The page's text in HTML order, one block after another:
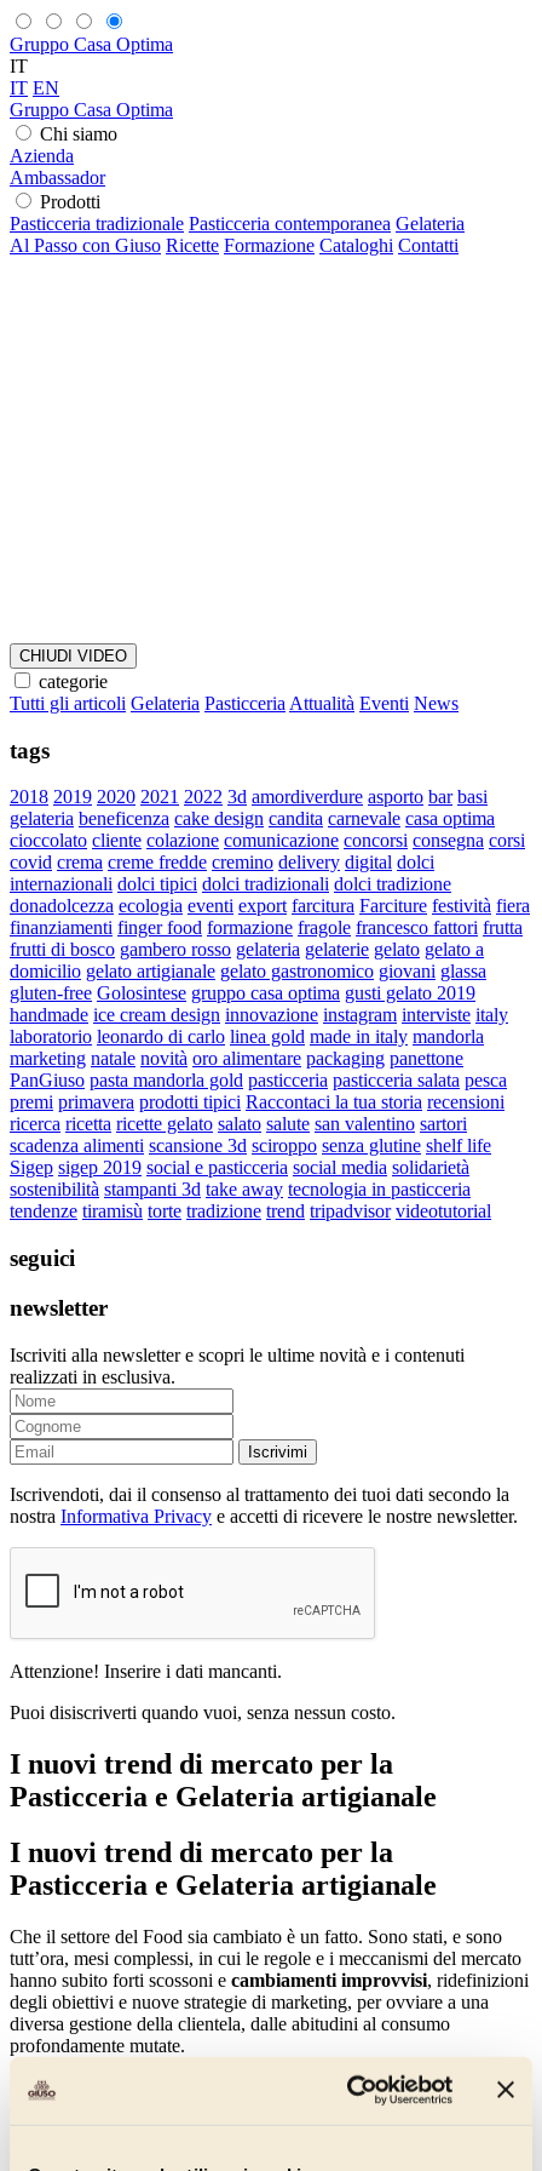
Gruppo Casa Optima
IT
IT EN
Gruppo Casa Optima
Chi siamo
Azienda
Ambassador
Prodotti
Pasticceria tradizionale Pasticceria contemporanea Gelateria
Al Passo con Giuso Ricette Formazione Cataloghi Contatti
CHIUDI VIDEO
categorie
Tutti gli articoli Gelateria Pasticceria Attualità Eventi News
tags
2018 2019 2020 2021 2022 3d amordiverdure asporto bar basi
gelateria beneficenza cake design candita carnevale casa optima
cioccolato cliente colazione comunicazione concorsi consegna corsi
covid crema creme fredde cremino delivery digital dolci
internazionali dolci tipici dolci tradizionali dolci tradizione
donadolcezza ecologia eventi export farcitura Farciture festività fiera
finanziamenti finger food formazione fragole francesco fattori frutta
frutti di bosco gambero rosso gelateria gelaterie gelato gelato a
domicilio gelato artigianale gelato gastronomico giovani glassa
gluten-free Golosintese gruppo casa optima gusti gelato 2019
handmade ice cream design innovazione instagram interviste italy
laboratorio leonardo di carlo linea gold made in italy mandorla
marketing natale novità oro alimentare packaging panettone
PanGiuso pasta mandorla gold pasticceria pasticceria salata pesca
premi primavera prodotti tipici Raccontaci la tua storia recensioni
ricerca ricetta ricette gelato salato salute san valentino sartori
scadenza alimenti scansione 3d sciroppo senza glutine shelf life
Sigep sigep 2019 social e pasticceria social media solidarietà
sostenibilità stampanti 3d take away tecnologia in pasticceria
tendenze tiramisù torte tradizione trend tripadvisor videotutorial
seguici
newsletter
Iscriviti alla newsletter e scopri le ultime novità e i contenuti
realizzati in esclusiva.
Iscrivimi
Iscrivendoti, dai il consenso al trattamento dei tuoi dati secondo la
nostra Informativa Privacy e accetti di ricevere le nostre newsletter.
Attenzione! Inserire i dati mancanti.
Puoi disiscriverti quando vuoi, senza nessun costo.
I nuovi trend di mercato per la
Pasticceria e Gelateria artigianale
I nuovi trend di mercato per la
Pasticceria e Gelateria artigianale
Che il settore del Food sia cambiato è un fatto. Sono stati, e sono
tutt’ora, mesi complessi, in cui le regole e i meccanismi del mercato
hanno subito forti scossoni e cambiamenti improvvisi, ridefinizioni
degli obiettivi e nuove strategie di marketing, per ovviare a una
diversa gestione della clientela, dalle abitudini al consumo
profondamente mutate.
Ma come sono effettivamente cambiate le abitudini dei consumatori?
Cosa scelgono, come acquistano e da cosa si lascianoattrarre,